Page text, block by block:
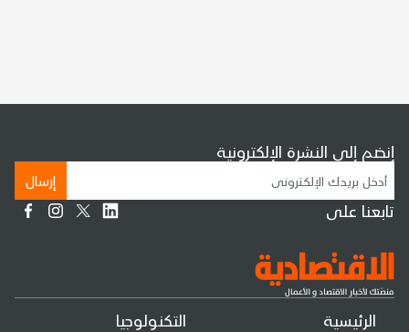
الرئيسية التكنولوجيا
إنضم إلى النشرة الإلكترونية
إرسال
تابعنا على